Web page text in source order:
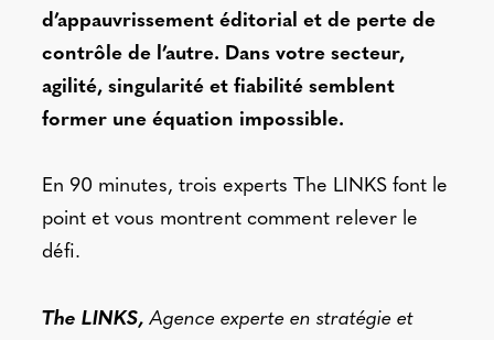
d’appauvrissement éditorial et de perte de
contrôle de l’autre. Dans votre secteur,
agilité, singularité et fiabilité semblent
former une équation impossible.
En 90 minutes, trois experts The LINKS font le
point et vous montrent comment relever le
défi.
The LINKS, Agence experte en stratégie et